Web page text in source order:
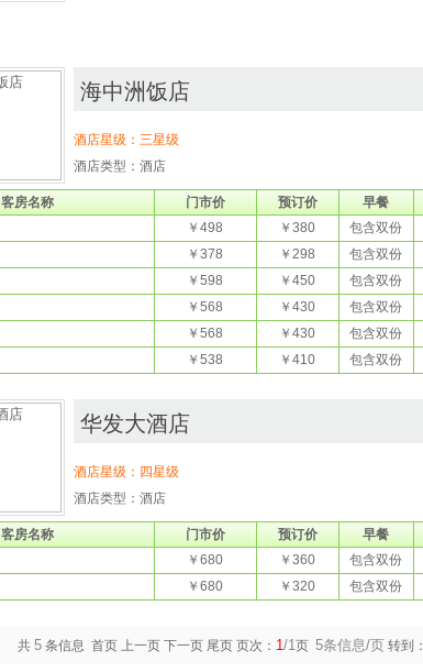
海中洲饭店
酒店星级：三星级
酒店类型：酒店
客房名称 门市价 预订价 早餐
￥498 ￥380 包含双份
￥378 ￥298 包含双份
￥598 ￥450 包含双份
￥568 ￥430 包含双份
￥568 ￥430 包含双份
￥538 ￥410 包含双份
华发大酒店
酒店星级：四星级
酒店类型：酒店
客房名称 门市价 预订价 早餐
￥680 ￥360 包含双份
￥680 ￥320 包含双份
共 5 条信息 首页 上一页 下一页 尾页 页次： 1/1页 5条信息/页 转到：